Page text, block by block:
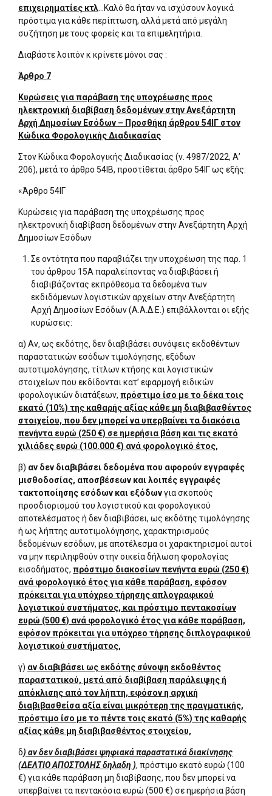
επιχειρηματίες κτλ …Καλό θα ήταν να ισχύσουν λογικά
πρόστιμα για κάθε περίπτωση, αλλά μετά από μεγάλη
συζήτηση με τους φορείς και τα επιμελητήρια.
Διαβάστε λοιπόν κ κρίνετε μόνοι σας :
Άρθρο 7
Κυρώσεις για παράβαση της υποχρέωσης προς
ηλεκτρονική διαβίβαση δεδομένων στην Ανεξάρτητη
Αρχή Δημοσίων Εσόδων – Προσθήκη άρθρου 54ΙΓ στον
Κώδικα Φορολογικής Διαδικασίας
Στον Κώδικα Φορολογικής Διαδικασίας (ν. 4987/2022, Α’
206), μετά το άρθρο 54ΙΒ, προστίθεται άρθρο 54ΙΓ ως εξής:
«Άρθρο 54ΙΓ
Κυρώσεις για παράβαση της υποχρέωσης προς
ηλεκτρονική διαβίβαση δεδομένων στην Ανεξάρτητη Αρχή
Δημοσίων Εσόδων
Σε οντότητα που παραβιάζει την υποχρέωση της παρ. 1
του άρθρου 15Α παραλείποντας να διαβιβάσει ή
διαβιβάζοντας εκπρόθεσμα τα δεδομένα των
εκδιδόμενων λογιστικών αρχείων στην Ανεξάρτητη
Αρχή Δημοσίων Εσόδων (Α.Α.Δ.Ε.) επιβάλλονται οι εξής
κυρώσεις:
α) Αν, ως εκδότης, δεν διαβιβάσει συνόψεις εκδοθέντων
παραστατικών εσόδων τιμολόγησης, εξόδων
αυτοτιμολόγησης, τίτλων κτήσης και λογιστικών
στοιχείων που εκδίδονται κατ’ εφαρμογή ειδικών
φορολογικών διατάξεων, πρόστιμο ίσο με το δέκα τοις
εκατό (10%) της καθαρής αξίας κάθε μη διαβιβασθέντος
στοιχείου, που δεν μπορεί να υπερβαίνει τα διακόσια
πενήντα ευρώ (250 €) σε ημερήσια βάση και τις εκατό
χιλιάδες ευρώ (100.000 €) ανά φορολογικό έτος,
β) αν δεν διαβιβάσει δεδομένα που αφορούν εγγραφές
μισθοδοσίας, αποσβέσεων και λοιπές εγγραφές
τακτοποίησης εσόδων και εξόδωνγια σκοπούς
προσδιορισμού του λογιστικού και φορολογικού
αποτελέσματος ή δεν διαβιβάσει, ως εκδότης τιμολόγησης
ή ως λήπτης αυτοτιμολόγησης, χαρακτηρισμούς
δεδομένων εσόδων, με αποτέλεσμα οι χαρακτηρισμοί αυτοί
να μην περιληφθούν στην οικεία δήλωση φορολογίας
εισοδήματος, πρόστιμο διακοσίων πενήντα ευρώ (250 €)
ανά φορολογικό έτος για κάθε παράβαση, εφόσον
πρόκειται για υπόχρεο τήρησης απλογραφικού
λογιστικού συστήματος, και πρόστιμο πεντακοσίων
ευρώ (500 €) ανά φορολογικό έτος για κάθε παράβαση,
εφόσον πρόκειται για υπόχρεο τήρησης διπλογραφικού
λογιστικού συστήματος,
γ) αν διαβιβάσει ως εκδότης σύνοψη εκδοθέντος
παραστατικού, μετά από διαβίβαση παράλειψης ή
απόκλισης από τον λήπτη, εφόσον η αρχική
διαβιβασθείσα αξία είναι μικρότερη της πραγματικής,
πρόστιμο ίσο με το πέντε τοις εκατό (5%) της καθαρής
αξίας κάθε μη διαβιβασθέντος στοιχείου,
δ) αν δεν διαβιβάσει ψηφιακά παραστατικά διακίνησης
(ΔΕΛΤΙΟ ΑΠΟΣΤΟΛΗΣ δηλαδη ), πρόστιμο εκατό ευρώ (100
€) για κάθε παράβαση μη διαβίβασης, που δεν μπορεί να
υπερβαίνει τα πεντακόσια ευρώ (500 €) σε ημερήσια βάση